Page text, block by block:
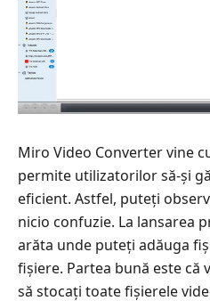
Miro Video Converter vine
permite utilizatorilor să-și
eficient. Astfel, puteți
nicio confuzie. La lansarea
arăta unde puteți adăuga
fișiere. Partea bună este că
să stocați toate fișierele